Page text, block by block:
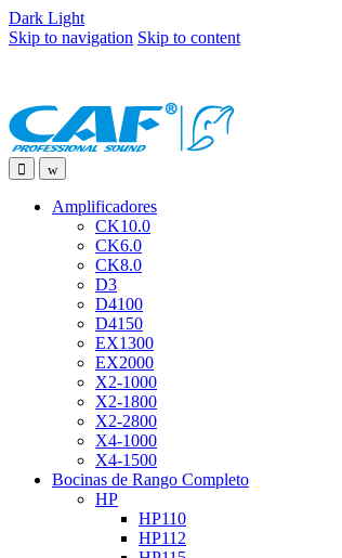
Dark Light
Skip to navigation Skip to content
Amplificadores
CK10.0
CK6.0
CK8.0
D3
D4100
D4150
EX1300
EX2000
X2-1000
X2-1800
X2-2800
X4-1000
X4-1500
Bocinas de Rango Completo
HP
HP110
HP112